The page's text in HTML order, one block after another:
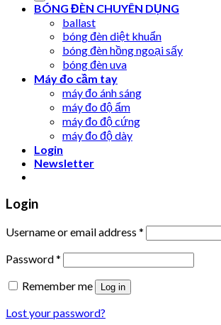
BÓNG ĐÈN CHUYÊN DỤNG
ballast
bóng đèn diệt khuẩn
bóng đèn hồng ngoại sấy
bóng đèn uva
Máy đo cầm tay
máy đo ánh sáng
máy đo độ ẩm
máy đo độ cứng
máy đo độ dày
Login
Newsletter
Login
Username or email address *
Password*
Remember me
Log in
Lost your password?